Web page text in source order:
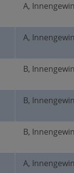
A,
A,
B,
B,
B,
A,